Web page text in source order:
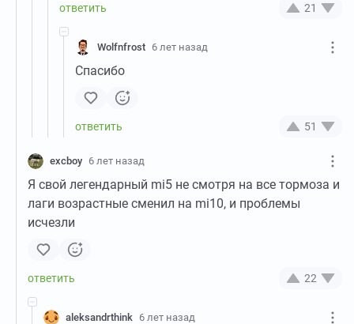
21
Wolfnfrost 6 лет назад
Спасибо
51
excboy 6 лет назад
Я свой легендарный mi5 не смотря на все тормоза и
лаги возрастные сменил на mi10, и проблемы
исчезли
22
aleksandrthink 6 лет назад